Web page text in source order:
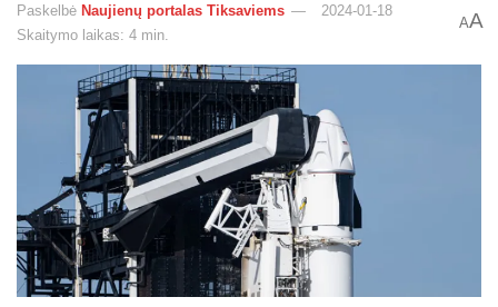
Paskelbė Naujienų portalas Tiksaviems
2024-01-18
Skaitymo laikas: 4 min.
AA